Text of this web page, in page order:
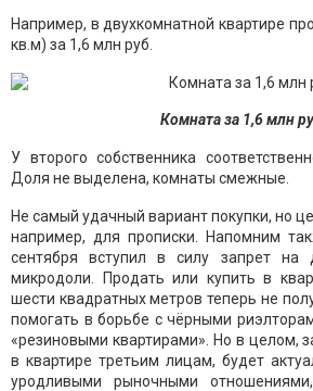
Например, в двухкомнатной квартире
кв.м) за 1,6 млн руб.
Комната за 1,6 млн
У второго собственника
Доля не выделена, комнаты смежные.
Не самый удачный вариант покупки, но
например, для прописки. Напомним
сентября вступил в силу запрет на
микродоли. Продать или купить в
шести квадратных метров теперь не
помогать в борьбе с чёрными
«резиновыми квартирами». Но в целом,
в квартире третьим лицам, будет
уродливыми рыночными